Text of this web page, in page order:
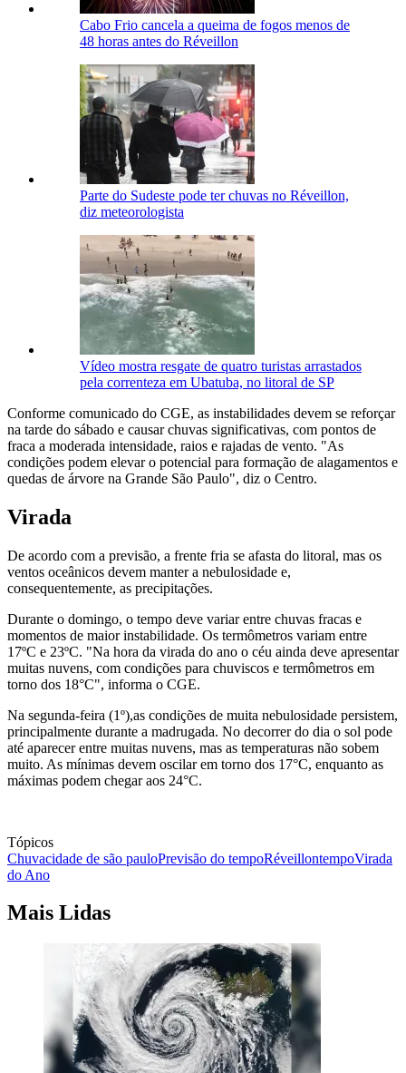
Cabo Frio cancela a queima de fogos menos de
48 horas antes do Réveillon
Parte do Sudeste pode ter chuvas no Réveillon,
diz meteorologista
Vídeo mostra resgate de quatro turistas arrastados
pela correnteza em Ubatuba, no litoral de SP
Conforme comunicado do CGE, as instabilidades devem se reforçar
na tarde do sábado e causar chuvas significativas, com pontos de
fraca a moderada intensidade, raios e rajadas de vento. "As
condições podem elevar o potencial para formação de alagamentos e
quedas de árvore na Grande São Paulo", diz o Centro.
Virada
De acordo com a previsão, a frente fria se afasta do litoral, mas os
ventos oceânicos devem manter a nebulosidade e,
consequentemente, as precipitações.
Durante o domingo, o tempo deve variar entre chuvas fracas e
momentos de maior instabilidade. Os termômetros variam entre
17ºC e 23ºC. "Na hora da virada do ano o céu ainda deve apresentar
muitas nuvens, com condições para chuviscos e termômetros em
torno dos 18°C", informa o CGE.
Na segunda-feira (1º),as condições de muita nebulosidade persistem,
principalmente durante a madrugada. No decorrer do dia o sol pode
até aparecer entre muitas nuvens, mas as temperaturas não sobem
muito. As mínimas devem oscilar em torno dos 17°C, enquanto as
máximas podem chegar aos 24°C.
Tópicos
Chuvacidade de são pauloPrevisão do tempoRéveillontempoVirada
do Ano
Mais Lidas